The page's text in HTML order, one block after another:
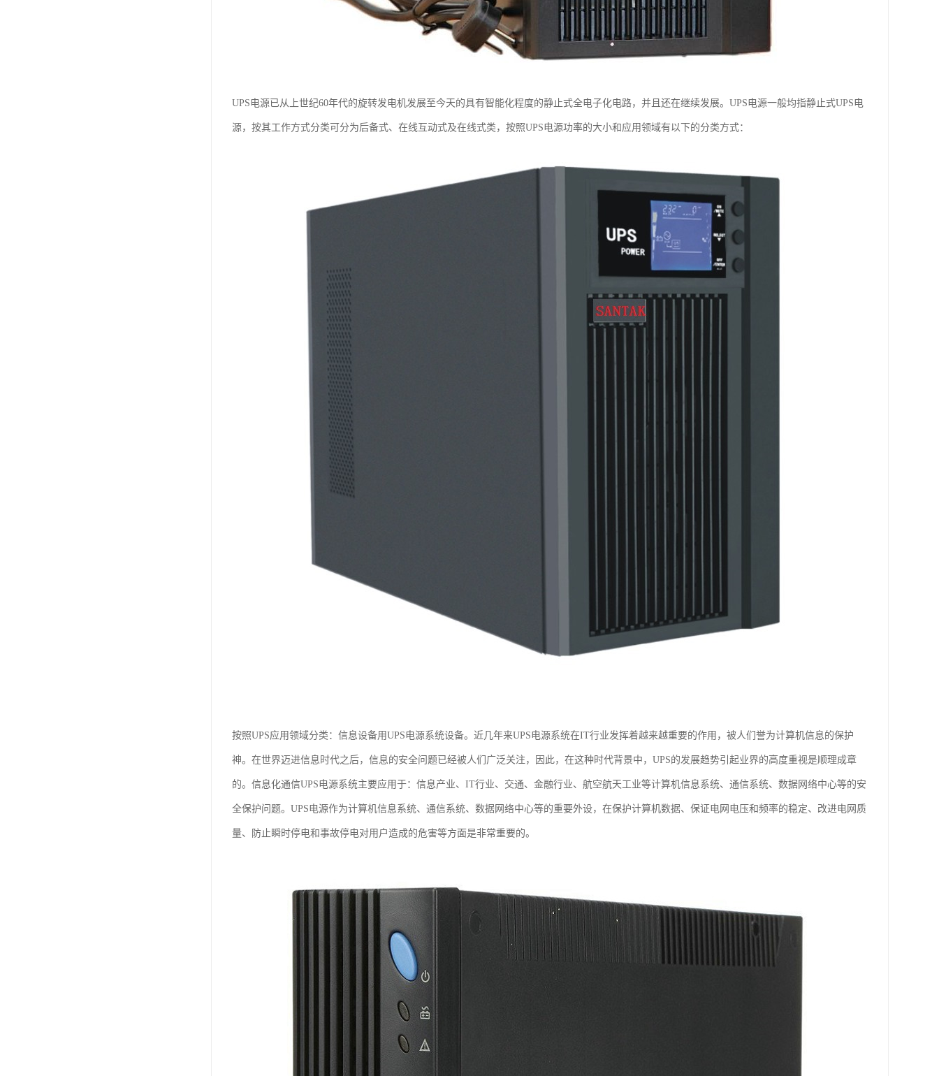
UPS电源已从上世纪60年代的旋转发电机发展至今天的具有智能化程度的静止式全电子化电路，并且还在继续发展。UPS电源一般均指静止式UPS电
源，按其工作方式分类可分为后备式、在线互动式及在线式类，按照UPS电源功率的大小和应用领域有以下的分类方式：
按照UPS应用领域分类：信息设备用UPS电源系统设备。近几年来UPS电源系统在IT行业发挥着越来越重要的作用，被人们誉为计算机信息的保护
神。在世界迈进信息时代之后，信息的安全问题已经被人们广泛关注，因此，在这种时代背景中，UPS的发展趋势引起业界的高度重视是顺理成章
的。信息化通信UPS电源系统主要应用于：信息产业、IT行业、交通、金融行业、航空航天工业等计算机信息系统、通信系统、数据网络中心等的安
全保护问题。UPS电源作为计算机信息系统、通信系统、数据网络中心等的重要外设，在保护计算机数据、保证电网电压和频率的稳定、改进电网质
量、防止瞬时停电和事故停电对用户造成的危害等方面是非常重要的。